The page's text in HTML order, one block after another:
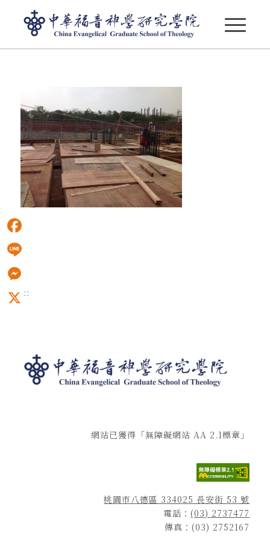
:::
網站已獲得「無障礙網站 AA 2.1標章」
桃園市八德區 334025 長安街 53 號
電話：(03) 2737477
傳真：(03) 2752167
Facebook
Line
Messenger